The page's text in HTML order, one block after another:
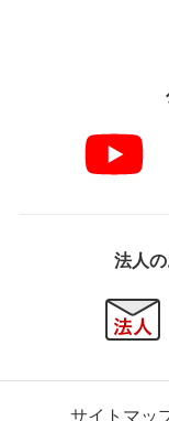
法人
サイトマッ